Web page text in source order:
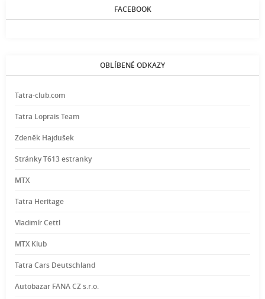
FACEBOOK
OBLÍBENÉ ODKAZY
Tatra-club.com
Tatra Loprais Team
Zdeněk Hajdušek
Stránky T613 estranky
MTX
Tatra Heritage
Vladimír Cettl
MTX Klub
Tatra Cars Deutschland
Autobazar FANA CZ s.r.o.